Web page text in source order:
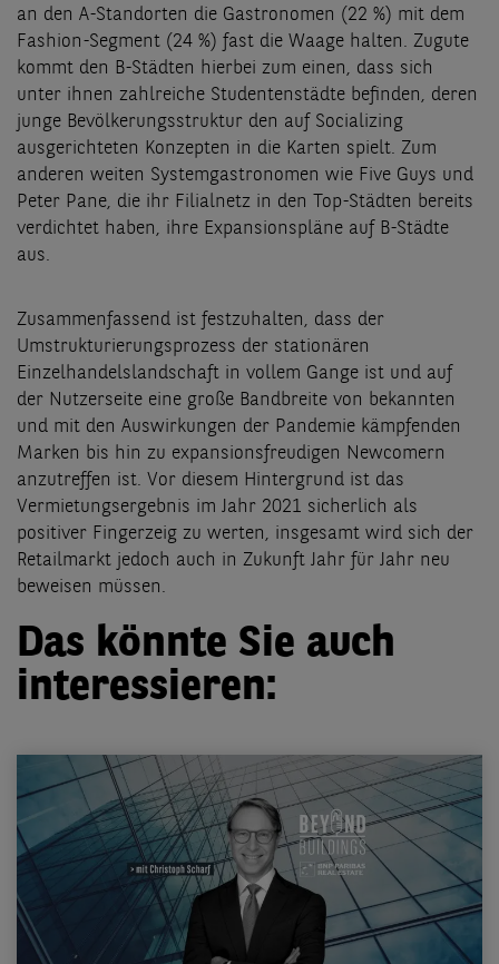
an den A-Standorten die Gastronomen (22 %) mit dem
Fashion-Segment (24 %) fast die Waage halten. Zugute
kommt den B-Städten hierbei zum einen, dass sich
unter ihnen zahlreiche Studentenstädte befinden, deren
junge Bevölkerungsstruktur den auf Socializing
ausgerichteten Konzepten in die Karten spielt. Zum
anderen weiten Systemgastronomen wie Five Guys und
Peter Pane, die ihr Filialnetz in den Top-Städten bereits
verdichtet haben, ihre Expansionspläne auf B-Städte
aus.
Zusammenfassend ist festzuhalten, dass der
Umstrukturierungsprozess der stationären
Einzelhandelslandschaft in vollem Gange ist und auf
der Nutzerseite eine große Bandbreite von bekannten
und mit den Auswirkungen der Pandemie kämpfenden
Marken bis hin zu expansionsfreudigen Newcomern
anzutreffen ist. Vor diesem Hintergrund ist das
Vermietungsergebnis im Jahr 2021 sicherlich als
positiver Fingerzeig zu werten, insgesamt wird sich der
Retailmarkt jedoch auch in Zukunft Jahr für Jahr neu
beweisen müssen.
Das könnte Sie auch
interessieren: